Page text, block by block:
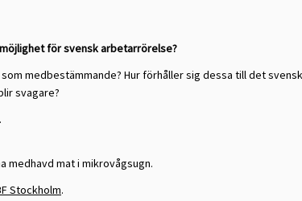
för svensk arbetarrörelse?
medbestämmande? Hur förhåller sig dessa till det
svagare?
.
medhavd mat i mikrovågsugn.
Stockholm.